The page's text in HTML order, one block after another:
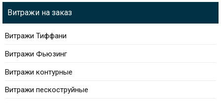
Витражи на заказ
Витражи Тиффани
Витражи Фьюзинг
Витражи контурные
Витражи пескоструйные